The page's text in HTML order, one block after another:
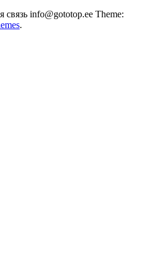
info@gototop.ee Theme:
.